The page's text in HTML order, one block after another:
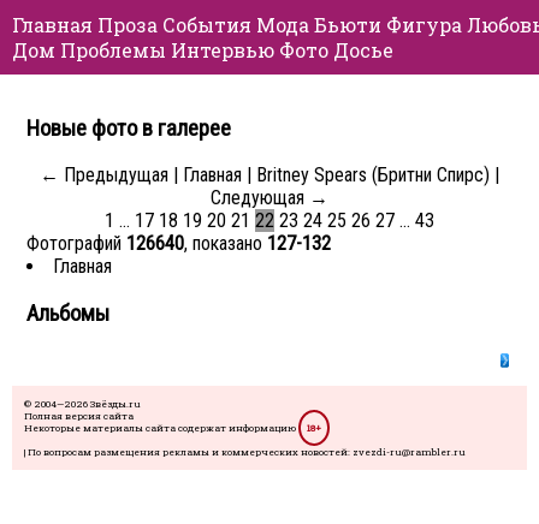
Главная Проза События Мода Бьюти Фигура
Дом Проблемы Интервью Фото Досье
Новые фото в галерее
← Предыдущая Главная Britney Spears (Бритни Спирс)
Следующая →
1 … 17 18 19 20 21 22 23 24 25 26 27 … 43
Фотографий 126640, показано 127-132
Главная
Альбомы
© 2004—2026 Звёзды.ru
Полная версия сайта
Некоторые материалы сайта содержат информацию
18+
| По вопросам размещения рекламы и коммерческих новостей: zvezdi-ru@rambler.ru